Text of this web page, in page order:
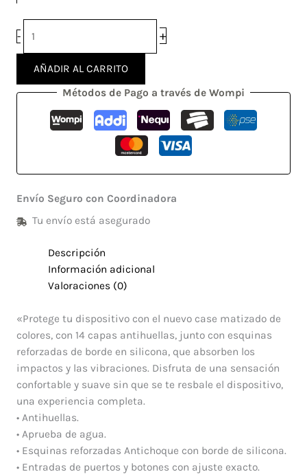
- +
AÑADIR AL CARRITO
Métodos de Pago a través de Wompi
Envío Seguro con Coordinadora
Tu envío está asegurado
Descripción
Información adicional
Valoraciones (0)
«Protege tu dispositivo con el nuevo case matizado de
colores, con 14 capas antihuellas, junto con esquinas
reforzadas de borde en silicona, que absorben los
impactos y las vibraciones. Disfruta de una sensación
confortable y suave sin que se te resbale el dispositivo,
una experiencia completa.
• Antihuellas.
• Aprueba de agua.
• Esquinas reforzadas Antichoque con borde de silicona.
• Entradas de puertos y botones con ajuste exacto.